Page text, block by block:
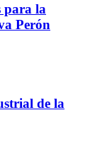
para la
Perón
de la